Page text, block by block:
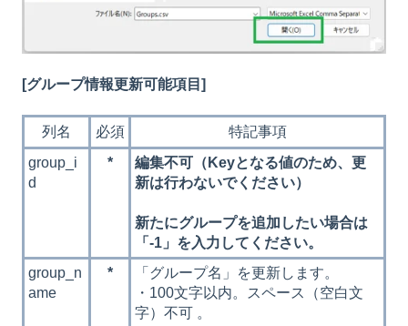
[グループ情報更新可能項目]
列名 必須
特記事項
group_i
d
*
編集不可（Keyとなる値のため、更
新は行わないでください）
新たにグループを追加したい場合は
「-1」を入力してください。
group_n
ame
*
「グループ名」を更新します。
・100文字以内。スペース（空白文
字）不可 。